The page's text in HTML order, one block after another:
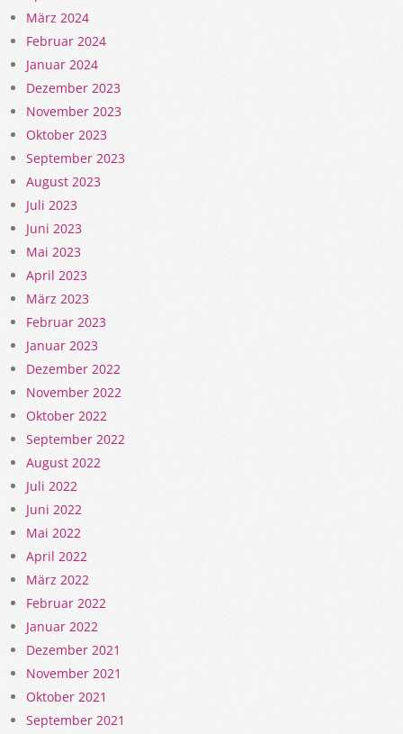
März 2024
Februar 2024
Januar 2024
Dezember 2023
November 2023
Oktober 2023
September 2023
August 2023
Juli 2023
Juni 2023
Mai 2023
April 2023
März 2023
Februar 2023
Januar 2023
Dezember 2022
November 2022
Oktober 2022
September 2022
August 2022
Juli 2022
Juni 2022
Mai 2022
April 2022
März 2022
Februar 2022
Januar 2022
Dezember 2021
November 2021
Oktober 2021
September 2021